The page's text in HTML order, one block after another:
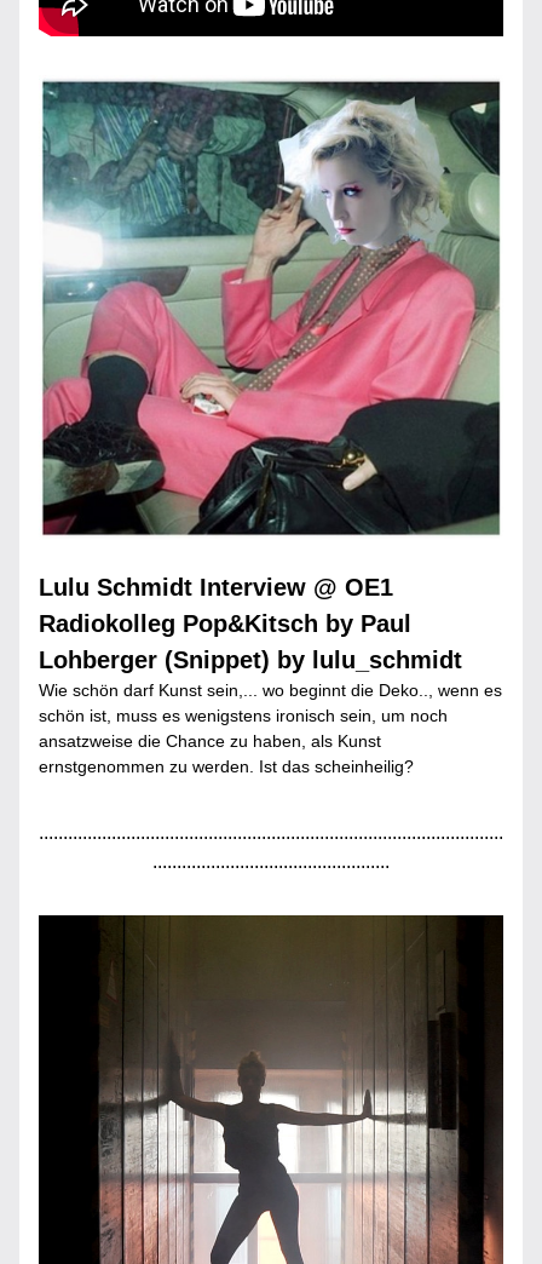
Lulu Schmidt Interview @ OE1
Radiokolleg Pop&Kitsch by Paul
Lohberger (Snippet) by lulu_schmidt
Wie schön darf Kunst sein,... wo beginnt die Deko.., wenn es
schön ist, muss es wenigstens ironisch sein, um noch
ansatzweise die Chance zu haben, als Kunst
ernstgenommen zu werden. Ist das scheinheilig?
................................................................................................
.................................................